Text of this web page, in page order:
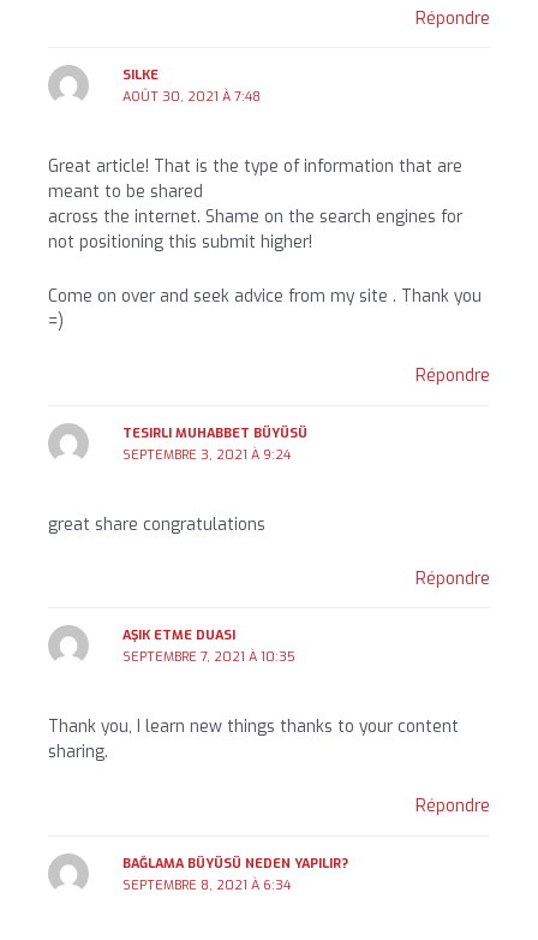
Répondre
SILKE
AOÛT 30, 2021 À 7:48
Great article! That is the type of information that are
meant to be shared
across the internet. Shame on the search engines for
not positioning this submit higher!
Come on over and seek advice from my site . Thank you
=)
Répondre
TESIRLI MUHABBET BÜYÜSÜ
SEPTEMBRE 3, 2021 À 9:24
great share congratulations
Répondre
AŞIK ETME DUASI
SEPTEMBRE 7, 2021 À 10:35
Thank you, I learn new things thanks to your content
sharing.
Répondre
BAĞLAMA BÜYÜSÜ NEDEN YAPILIR?
SEPTEMBRE 8, 2021 À 6:34